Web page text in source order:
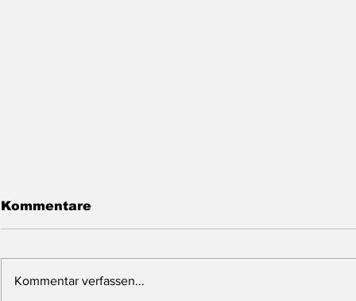
Kommentare
Kommentar verfassen...